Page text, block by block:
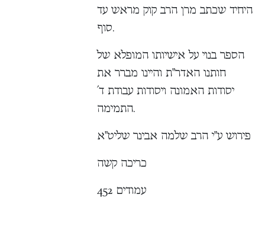
היחיד שכתב מרן הרב קוק מראש עד
סוף.
הספר בנוי על אישיותו המופלא של
חותנו האדר"ת והיינו מברר את
יסודות האמונה ויסודות עבודת ד´
התמימה.
פירוש ע"י הרב שלמה אבינר שליט"א
כריכה קשה
452 עמודים